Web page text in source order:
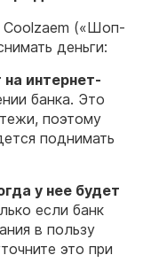
Coolzaem («Шоп-
деньги:
интернет-
банка. Это
поэтому
поднимать
у нее будет
если банк
в пользу
это при